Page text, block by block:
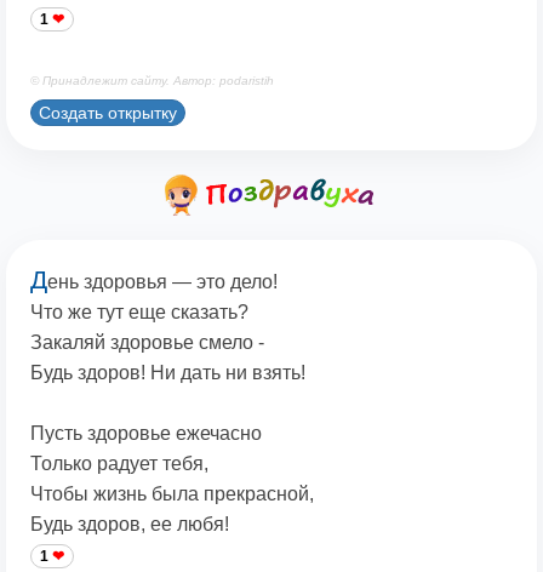
1
© Принадлежит сайту. Автор: podaristih
Создать открытку
День здоровья — это дело!
Что же тут еще сказать?
Закаляй здоровье смело -
Будь здоров! Ни дать ни взять!
Пусть здоровье ежечасно
Только радует тебя,
Чтобы жизнь была прекрасной,
Будь здоров, ее любя!
1